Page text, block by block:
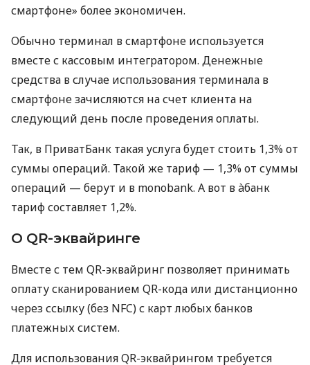
смартфоне» более экономичен.
Обычно терминал в смартфоне используется
вместе с кассовым интегратором. Денежные
средства в случае использования терминала в
смартфоне зачисляются на счет клиента на
следующий день после проведения оплаты.
Так, в ПриватБанк такая услуга будет стоить 1,3% от
суммы операций. Такой же тариф — 1,3% от суммы
операций — берут и в monobank. А вот в àбанк
тариф составляет 1,2%.
О QR-эквайринге
Вместе с тем QR-эквайринг позволяет принимать
оплату сканированием QR-кода или дистанционно
через ссылку (без NFC) с карт любых банков
платежных систем.
Для использования QR-эквайрингом требуется